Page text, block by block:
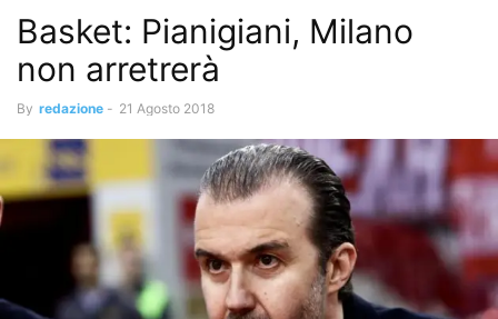
Basket: Pianigiani, Milano
non arretrerà
By redazione - 21 Agosto 2018